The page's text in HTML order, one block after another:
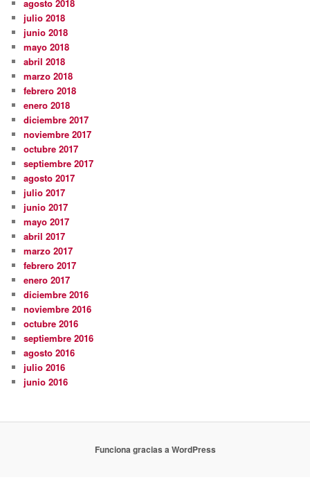
agosto 2018
julio 2018
junio 2018
mayo 2018
abril 2018
marzo 2018
febrero 2018
enero 2018
diciembre 2017
noviembre 2017
octubre 2017
septiembre 2017
agosto 2017
julio 2017
junio 2017
mayo 2017
abril 2017
marzo 2017
febrero 2017
enero 2017
diciembre 2016
noviembre 2016
octubre 2016
septiembre 2016
agosto 2016
julio 2016
junio 2016
Funciona gracias a WordPress